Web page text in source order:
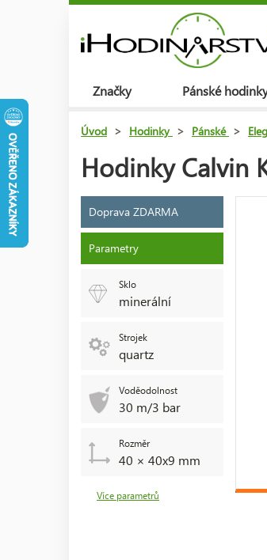
Značky Pánské
Úvod > Hodinky > Pánské >
Hodinky Calvin
Doprava ZDARMA
Parametry
Sklo
minerální
Strojek
quartz
Voděodolnost
30 m/3 bar
Rozměr
40 × 40x9 mm
Více parametrů